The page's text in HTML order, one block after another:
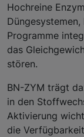
Hochreine
Programme
das
stören.
BN-ZYM trägt
in den
Aktivierung
die